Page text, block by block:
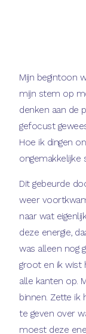
Mijn begintoon
mijn stem op
denken aan de
gefocust
Hoe ik dingen
ongemakkelijke
Dit gebeurde
weer
naar wat
deze energie,
was alleen nog
groot en ik wist
alle kanten op.
binnen. Zette
te geven over
moest deze